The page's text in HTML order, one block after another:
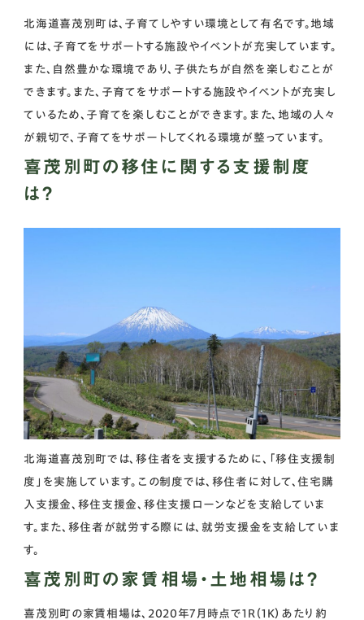
北海道喜茂別町は、子育てしやすい環境として有名です。地域
には、子育てをサポートする施設やイベントが充実しています。
また、自然豊かな環境であり、子供たちが自然を楽しむことが
できます。また、子育てをサポートする施設やイベントが充実し
ているため、子育てを楽しむことができます。また、地域の人々
が親切で、子育てをサポートしてくれる環境が整っています。
喜茂別町の移住に関する支援制度
は？
北海道喜茂別町では、移住者を支援するために、「移住支援制
度」を実施しています。この制度では、移住者に対して、住宅購
入支援金、移住支援金、移住支援ローンなどを支給していま
す。また、移住者が就労する際には、就労支援金を支給していま
す。
喜茂別町の家賃相場・土地相場は？
喜茂別町の家賃相場は、2020年7月時点で1R（1K）あたり約